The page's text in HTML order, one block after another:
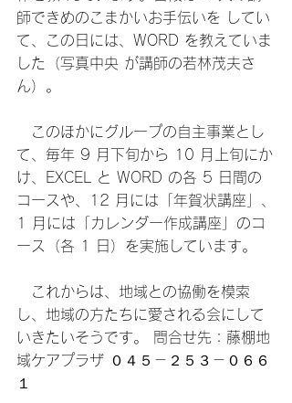
師できめのこまかいお手伝いを してい
て、この日には、WORD を教えていま
した（写真中央 が講師の若林茂夫さ
ん）。
このほかにグループの自主事業とし
て、毎年 9 月下旬から 10 月上旬にか
け、EXCEL と WORD の各 5 日間の
コースや、12 月には「年賀状講座」、
1 月には「カレンダー作成講座」のコ
ース（各 1 日）を実施しています。
これからは、地域との協働を模索
し、地域の方たちに愛される会にして
いきたいそうです。 問合せ先：藤棚地
域ケアプラザ ０４５－２５３－０６６
１